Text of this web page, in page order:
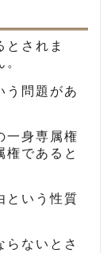
とされま
う問題があ
一身専属権
権であると
という性質
らないとさ